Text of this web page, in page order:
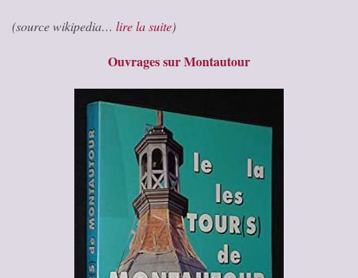
(source wikipedia… lire la suite)
Ouvrages sur Montautour